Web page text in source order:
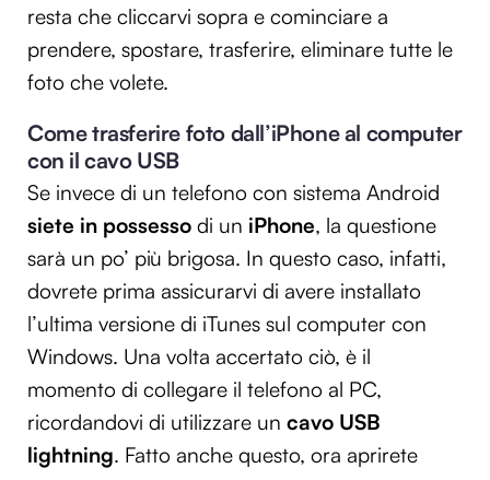
resta che cliccarvi sopra e cominciare a
prendere, spostare, trasferire, eliminare tutte le
foto che volete.
Come trasferire foto dall’iPhone al computer
con il cavo USB
Se invece di un telefono con sistema Android
siete in possesso di un iPhone, la questione
sarà un po’ più brigosa. In questo caso, infatti,
dovrete prima assicurarvi di avere installato
l’ultima versione di iTunes sul computer con
Windows. Una volta accertato ciò, è il
momento di collegare il telefono al PC,
ricordandovi di utilizzare un cavo USB
lightning. Fatto anche questo, ora aprirete